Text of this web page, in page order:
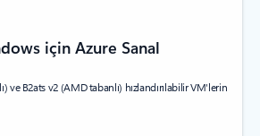
için Azure Sanal
ve B2ats v2 (AMD tabanlı) hızlandırılabilir VM'lerin